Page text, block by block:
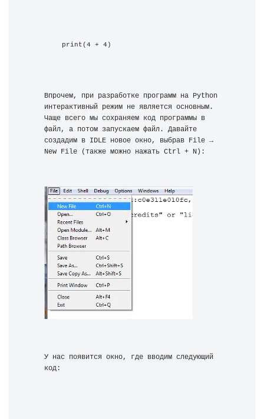
print(4 + 4)
Впрочем, при разработке программ на Python
интерактивный режим не является основным.
Чаще всего мы сохраняем код программы в
файл, а потом запускаем файл. Давайте
создадим в IDLE новое окно, выбрав File →
New File (также можно нажать Ctrl + N):
У нас появится окно, где вводим следующий
код: